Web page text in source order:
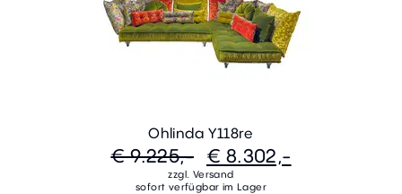
Ohlinda Y118re
€ 9.225,- € 8.302,-
zzgl. Versand
sofort verfügbar im Lager